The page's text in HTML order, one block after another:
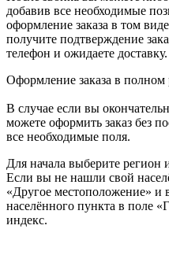
добавив все необходимые
оформление заказа в том
получите подтверждение
телефон и ожидаете доставку.
Оформление заказа в
В случае если вы
можете оформить заказ без
все необходимые поля.
Для начала выберите регион
Если вы не нашли свой
«Другое местоположение» и
населённого пункта в поле
индекс.